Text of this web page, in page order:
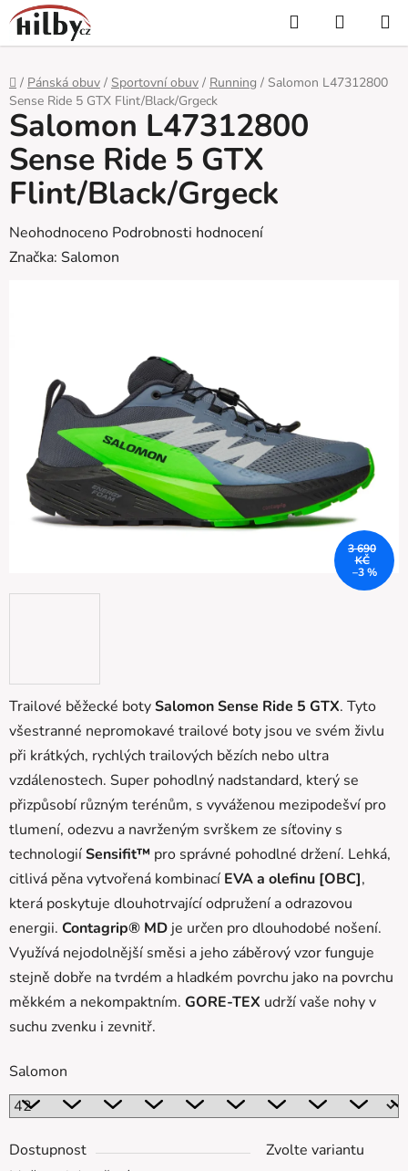
Přejít
na
obsah
Hledat
KOŠÍK
Domů
/ Pánská obuv / Sportovní obuv / Running / Salomon L47312800
Sense Ride 5 GTX Flint/Black/Grgeck
Trailové běžecké botySalomon Sense Ride 5 GTX. Tyto
všestranné nepromokavé trailové boty jsou ve svém živlu
při krátkých, rychlých trailových bězích nebo ultra
vzdálenostech. Super pohodlný nadstandard, který se
přizpůsobí různým terénům, s vyváženou mezipodešví pro
tlumení, odezvu a navrženým svrškem ze síťoviny s
technologiíSensifit™ pro správné pohodlné držení. Lehká,
citlivá pěna vytvořená kombinací EVA a olefinu [OBC],
která poskytuje dlouhotrvající odpružení a odrazovou
energii. Contagrip® MD je určen pro dlouhodobé nošení.
Využívá nejodolnější směsi a jeho záběrový vzor funguje
stejně dobře na tvrdém a hladkém povrchu jako na povrchu
měkkém a nekompaktním. GORE-TEX udrží vaše nohy v
suchu zvenku i zevnitř.
Salomon
Dostupnost
Zvolte variantu
Salomon L47312800
Sense Ride 5 GTX
Flint/Black/Grgeck
Průměrné
hodnocení
hvězdiček.
Neohodnoceno Podrobnosti hodnocení
Značka: Salomon
3 690
KČ
–3 %